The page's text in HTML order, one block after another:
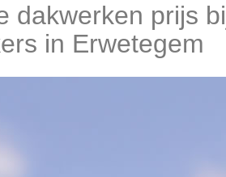
dakwerken prijs
in Erwetegem